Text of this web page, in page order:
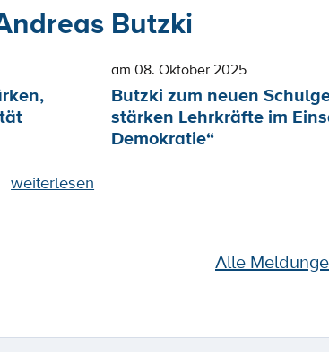
Butzki
weiterlesen
am 08. Oktober 2025
Butzki zum neuen
stärken Lehrkräfte im
Demokratie“
Alle